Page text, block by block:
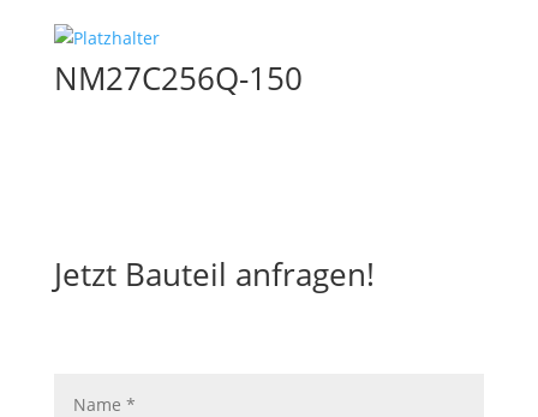
NM27C256Q-150
Jetzt Bauteil anfragen!